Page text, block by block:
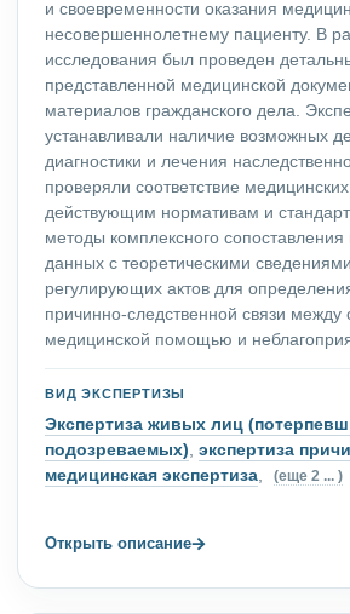
и своевременности оказания
несовершеннолетнему пациенту. В
исследования был проведен
представленной медицинской
материалов гражданского дела.
устанавливали наличие возможных
диагностики и лечения
проверяли соответствие
действующим нормативам и
методы комплексного сопоставления
данных с теоретическими
регулирующих актов для
причинно-следственной связи между
медицинской помощью и
ВИД ЭКСПЕРТИЗЫ
Экспертиза живых лиц
подозреваемых), экспертиза
медицинская экспертиза, (еще 2 ... )
Открыть описание→